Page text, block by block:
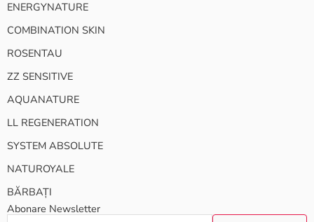
ENERGYNATURE
COMBINATION SKIN
ROSENTAU
ZZ SENSITIVE
AQUANATURE
LL REGENERATION
SYSTEM ABSOLUTE
NATUROYALE
BĂRBAȚI
Abonare Newsletter